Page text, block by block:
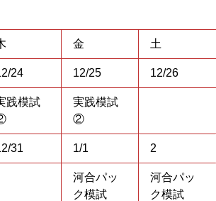
金 土
24 12/25 12/26
践模試
実践模試
②
31 1/1 2
河合パッ
ク模試
河合パッ
ク模試